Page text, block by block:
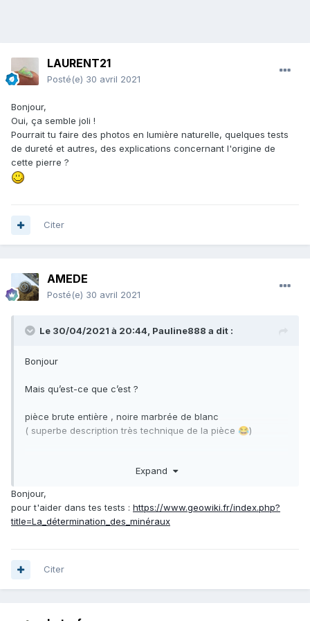
LAURENT21
Posté(e) 30 avril 2021
Bonjour,
Oui, ça semble joli !
Pourrait tu faire des photos en lumière naturelle, quelques tests
de dureté et autres, des explications concernant l'origine de
cette pierre ?
Citer
AMEDE
Posté(e) 30 avril 2021
Le 30/04/2021 à 20:44, Pauline888 a dit :
Bonjour
Mais qu’est-ce que c’est ?
pièce brute entière , noire marbrée de blanc
( superbe description très technique de la pièce 😂)
pourrais refaire à la lumière naturelle si besoin )
merci d’avance pour vos avis
Pauline
Expand
Bonjour,
pour t'aider dans tes tests : https://www.geowiki.fr/index.php?
title=La_détermination_des_minéraux
Citer